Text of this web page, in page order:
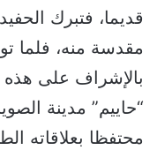
قديما، فتبرك
مقدسة منه، فلما
“حاييم” مدينة
محتفظا بعلاقاته